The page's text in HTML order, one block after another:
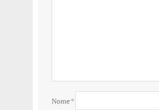
Nome*